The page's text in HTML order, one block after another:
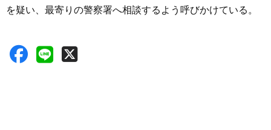
を疑い、最寄りの警察署へ相談するよう呼びかけている。